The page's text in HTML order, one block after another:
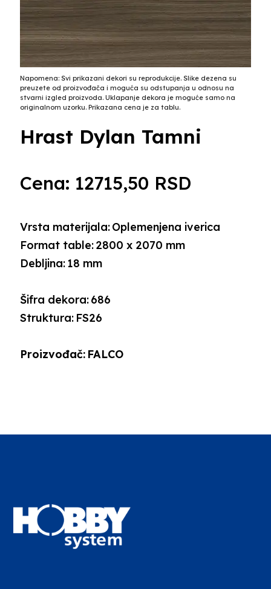
Napomena: Svi prikazani dekori su reprodukcije. Slike dezena su
preuzete od proizvođača i moguća su odstupanja u odnosu na
stvarni izgled proizvoda. Uklapanje dekora je moguće samo na
originalnom uzorku. Prikazana cena je za tablu.
Hrast Dylan Tamni
Cena: 12715,50 RSD
Debljina:18 mm
Format table:2800 x 2070 mm
Šifra dekora:686
Vrsta materijala:Oplemenjena iverica
Struktura: FS26
Proizvođač: FALCO